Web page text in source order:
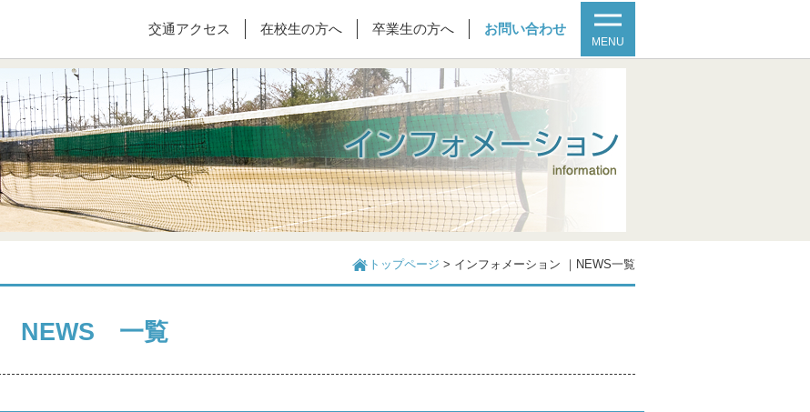
交通アクセス 在校生の方へ 卒業生の方へ お問い合わせ
MENU
トップページ > インフォメーション ｜NEWS一覧
NEWS 一覧